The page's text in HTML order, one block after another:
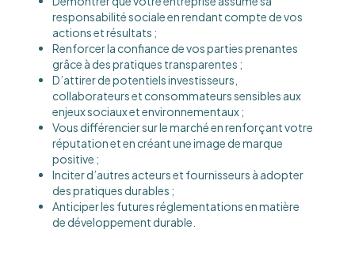
responsabilité sociale en rendant compte de vos
actions et résultats ;
Renforcer la confiance de vos parties prenantes
grâce à des pratiques transparentes ;
D’attirer de potentiels investisseurs,
collaborateurs et consommateurs sensibles aux
enjeux sociaux et environnementaux ;
Vous différencier sur le marché en renforçant votre
réputation et en créant une image de marque
positive ;
Inciter d’autres acteurs et fournisseurs à adopter
des pratiques durables ;
Anticiper les futures réglementations en matière
de développement durable.